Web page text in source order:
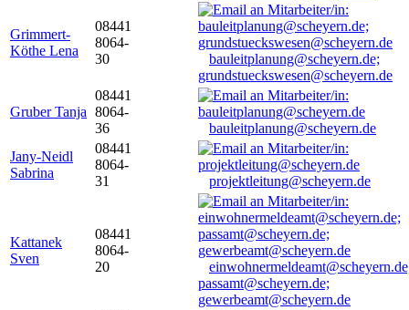
Grimmert-
Köthe Lena
08441
8064-
30
bauleitplanung@scheyern.de;
grundstueckswesen@scheyern.de
Gruber Tanja
08441
8064-
36
bauleitplanung@scheyern.de
Jany-Neidl
Sabrina
08441
8064-
31
projektleitung@scheyern.de
Kattanek
Sven
08441
8064-
20
passamt@scheyern.de;
gewerbeamt@scheyern.de